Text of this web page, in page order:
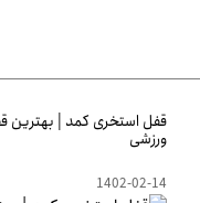
قفل استخری کمد | بهترین
ورزشی
1402-02-14